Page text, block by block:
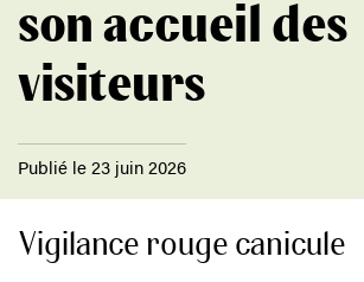
son accueil des
visiteurs
Publié le 23 juin 2026
Vigilance rouge canicule